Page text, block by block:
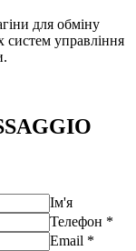
для обміну
управління
Ім'я
Телефон *
Email *